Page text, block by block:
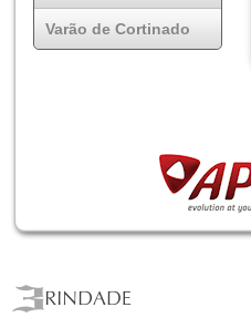
Varão de Cortinado